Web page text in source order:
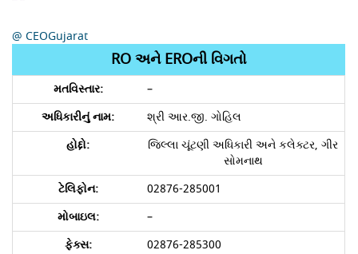
@ CEOGujarat
RO અને EROની વિગતો
–
શ્રી આર.જી. ગોહિલ
જિલ્લા ચૂંટણી અધિકારી અને કલેક્ટર, ગીર
સોમનાથ
02876-285001
–
02876-285300